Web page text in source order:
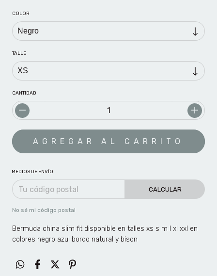
COLOR
TALLE
CANTIDAD
MEDIOS DE ENVÍO
CALCULAR
No sé mi código postal
Bermuda china slim fit disponible en talles xs s m l xl xxl en
colores negro azul bordo natural y bison